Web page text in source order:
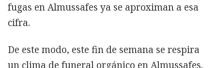
fugas en Almussafes ya se aproximan a esa
cifra.
De este modo, este fin de semana se respira
un clima de funeral orgánico en Almussafes.